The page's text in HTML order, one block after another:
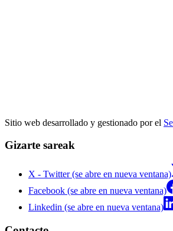
Sitio web desarrollado y gestionado por el
Gizarte sareak
X - Twitter (se abre en nueva ventana)
Facebook (se abre en nueva ventana)
Linkedin (se abre en nueva ventana)